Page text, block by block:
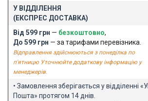
У ВІДДІЛЕННЯ
(ЕКСПРЕС ДОСТАВКА)
Від 599 грн — безкоштовно,
До 599 грн — за тарифами перевізника.
Відправлення здійснюються з понеділка по
п'ятницю Уточнюйте додаткову інформацію у
менеджерів.
• Замовлення зберігається у відділенні
Пошта» протягом 14 днів.